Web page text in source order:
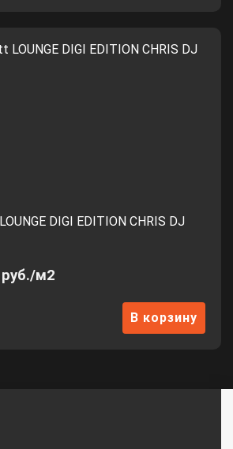
DIGI EDITION CHRIS DJ
руб./м2
В корзину